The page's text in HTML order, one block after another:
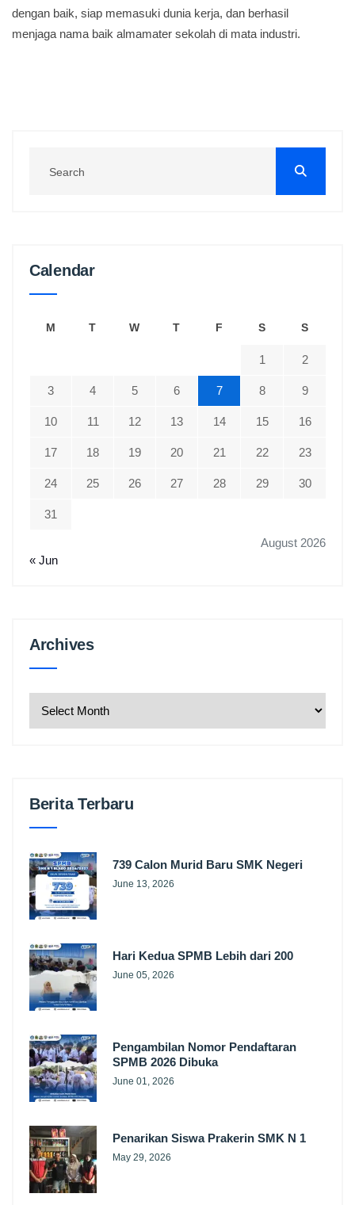
dengan baik, siap memasuki dunia kerja, dan berhasil
menjaga nama baik almamater sekolah di mata industri.
Calendar
August 2026
M T W T F S S
1 2
3 4 5 6 7 8 9
10 11 12 13 14 15 16
17 18 19 20 21 22 23
24 25 26 27 28 29 30
31
« Jun
ArchivesArchives
Berita Terbaru
739 Calon Murid Baru SMK Negeri
June 13, 2026
Hari Kedua SPMB Lebih dari 200
June 05, 2026
Pengambilan Nomor Pendaftaran
SPMB 2026 Dibuka
June 01, 2026
Penarikan Siswa Prakerin SMK N 1
May 29, 2026